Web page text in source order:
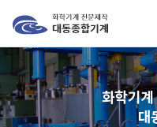
화학기
대